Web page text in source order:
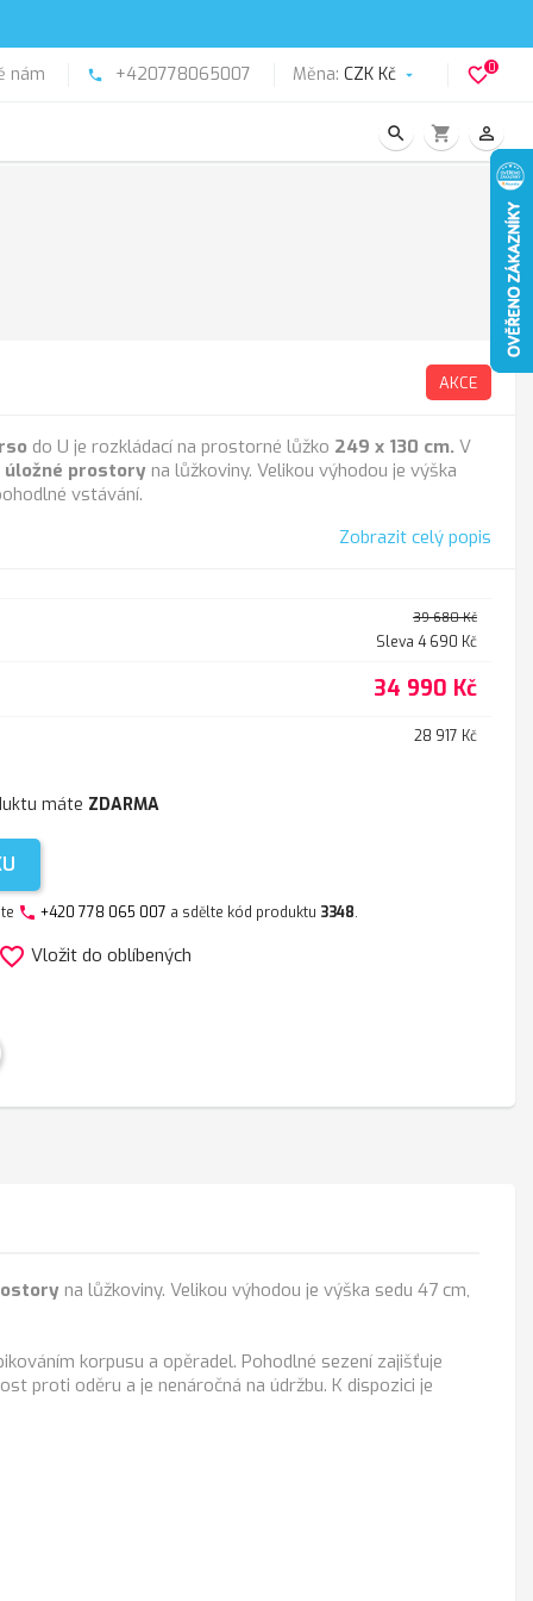
nám phone +420778065007 Měna: CZK Kč  favorite_border0
search shopping_cart person_outline
AKCE
do U je rozkládací na prostorné lůžko 249 x 130 cm. V
úložné prostory na lůžkoviny. Velikou výhodou je výška
vstávání.
Zobrazit celý popis
39 680 Kč
Sleva 4 690 Kč
34 990 Kč
28 917 Kč
máte ZDARMA
phone +420 778 065 007 a sdělte kód produktu 3348.
favorite_border Vložit do oblíbených
na lůžkoviny. Velikou výhodou je výška sedu 47 cm,
korpusu a opěradel. Pohodlné sezení zajišťuje
proti oděru a je nenáročná na údržbu. K dispozici je